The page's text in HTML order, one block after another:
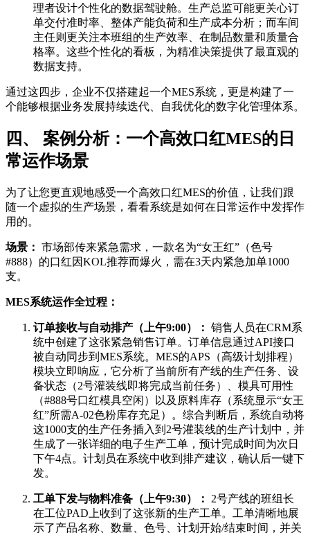
理者设计个性化的数据驾驶舱。生产总监可能更关心订
单交付准时率、整体产能负荷和生产成本分析；而车间
主任则更关注本班组的生产效率、在制品数量和质量合
格率。这些个性化的看板，为精准决策提供了最直观的
数据支持。
通过这四步，企业不仅搭建起一个MES系统，更是构建了一
个能够根据业务发展持续迭代、自我优化的数字化管理体系。
四、 案例分析：一个高效口红MES的日
常运作场景
为了让您更直观地感受一个高效口红MES的价值，让我们跟
随一个虚拟的生产场景，看看系统是如何在日常运作中发挥作
用的。
场景： 市场部传来紧急需求，一款名为“女王红”（色号
#888）的口红因KOL推荐而爆火，需在3天内紧急加单1000
支。
MES系统运作全过程：
订单接收与自动排产（上午9:00）： 销售人员在CRM系
统中创建了这张紧急销售订单。订单信息通过API接口
被自动同步到MES系统。MES的APS（高级计划排程）
模块立即响应，它分析了当前所有产线的生产任务、设
备状态（2号灌装线即将完成当前任务）、模具可用性
（#888号口红模具空闲）以及原料库存（系统显示“女王
红”所需A-02色粉库存充足）。综合判断后，系统自动将
这1000支的生产任务插入到2号灌装线的生产计划中，并
生成了一张详细的电子生产工单，预计完成时间为次日
下午4点。计划员在系统中收到排产建议，确认后一键下
发。
工单下发与物料准备（上午9:30）：
2号产线的班组长
在工位PAD上收到了这张新的生产工单。工单清晰地展
示了产品名称、数量、色号、计划开始/结束时间，并关